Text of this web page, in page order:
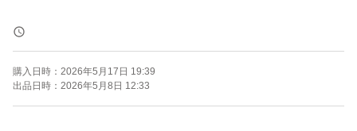
トラブル防止の為、返品、返金はお断りします。
よろしくお願いします！！
購入日時： 2026年5月17日 19:39
出品日時： 2026年5月8日 12:33